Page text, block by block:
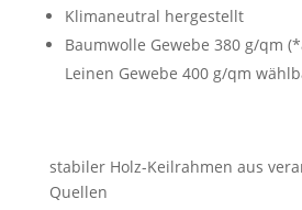
Klimaneutral hergestellt
Baumwolle Gewebe 380 g/qm
Leinen Gewebe 400 g/qm
stabiler Holz-Keilrahmen aus
Quellen